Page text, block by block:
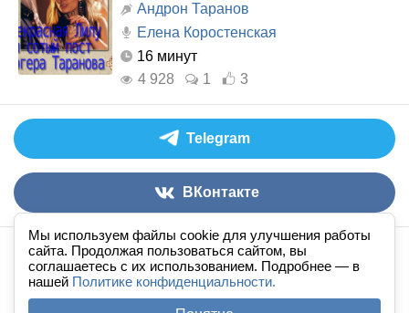
Мы используем файлы cookie для улучшения работы
сайта. Продолжая пользоваться сайтом, вы
соглашаетесь с их использованием. Подробнее — в
нашей Политике конфиденциальности.
Андрон Таранов
Елена Коростенская
16 минут
4 928
1 3
Telegram
ВКонтакте
Аудиокниги слушать онлайн книгав ухе
По всем вопросам:admin@knigavuhe.ru
Правила сайта ·